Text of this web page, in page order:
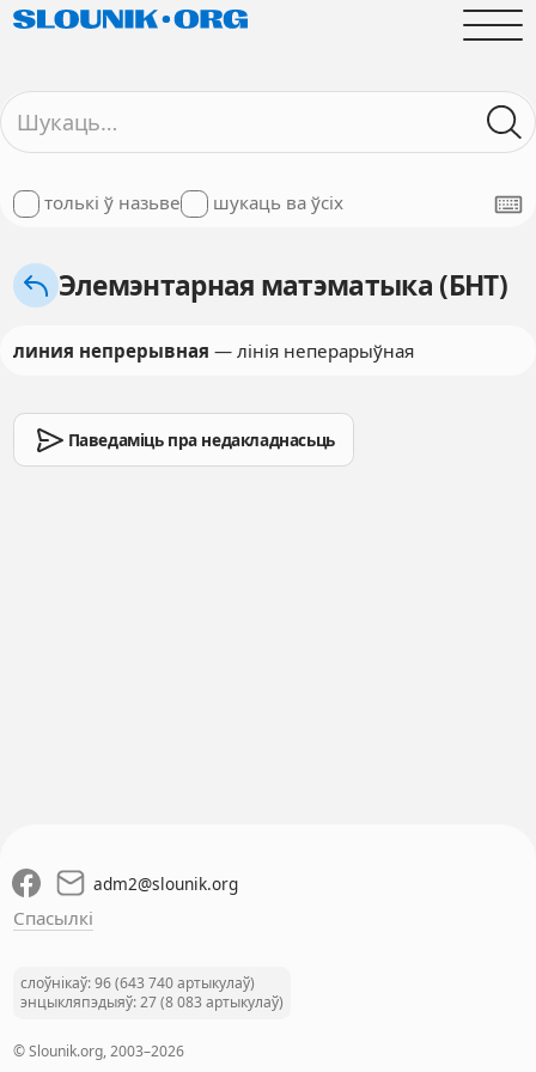
толькі ў назьве шукаць ва ўсіх
Элемэнтарная матэматыка (БНТ)
линия непрерывная — лінія неперарыўная
Паведаміць пра недакладнасьць
adm2@slounik.org
Спасылкі
слоўнікаў: 96 (643 740 артыкулаў)
энцыкляпэдыяў: 27 (8 083 артыкулаў)
© Slounik.org, 2003–2026